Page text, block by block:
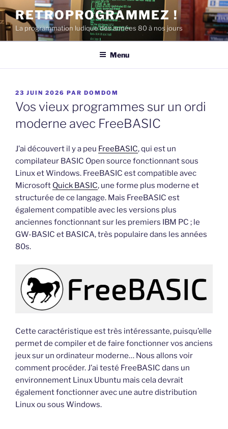
Aller
au
contenu
principal
RETROPROGRAMMEZ !
La programmation ludique des années 80 à nos jours
Menu
PUBLIÉ
LE
23 JUIN 2026 PAR DOMDOM
Vos vieux programmes sur un ordi
moderne avec FreeBASIC
J’ai découvert il y a peu FreeBASIC, qui est un
compilateur BASIC Open source fonctionnant sous
Linux et Windows. FreeBASIC est compatible avec
Microsoft Quick BASIC, une forme plus moderne et
structurée de ce langage. Mais FreeBASIC est
également compatible avec les versions plus
anciennes fonctionnant sur les premiers IBM PC ; le
GW-BASIC et BASICA, très populaire dans les années
80s.
Cette caractéristique est très intéressante, puisqu’elle
permet de compiler et de faire fonctionner vos anciens
jeux sur un ordinateur moderne… Nous allons voir
comment procéder. J’ai testé FreeBASIC dans un
environnement Linux Ubuntu mais cela devrait
également fonctionner avec une autre distribution
Linux ou sous Windows.